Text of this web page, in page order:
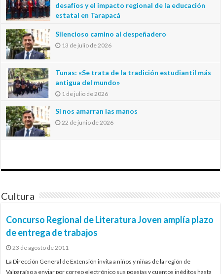
desafíos y el impacto regional de la educación
estatal en Tarapacá
Silencioso camino al despeñadero
13 de julio de 2026
Tunas: «Se trata de la tradición estudiantil más
antigua del mundo»
1 de julio de 2026
Si nos amarran las manos
22 de junio de 2026
Cultura
Concurso Regional de Literatura Joven amplía plazo
de entrega de trabajos
23 de agosto de 2011
La Dirección General de Extensión invita a niños y niñas de la región de
Valparaíso a enviar por correo electrónico sus poesías y cuentos inéditos hasta